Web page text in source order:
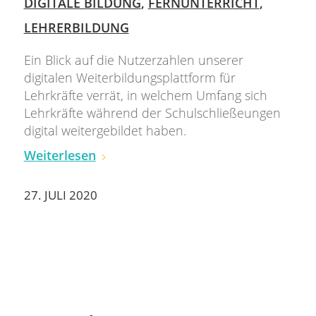
LEHRERBILDUNG
Ein Blick auf die Nutzerzahlen unserer
digitalen Weiterbildungsplattform für
Lehrkräfte verrät, in welchem Umfang sich
Lehrkräfte während der Schulschließeungen
digital weitergebildet haben.
Weiterlesen
27. JULI 2020